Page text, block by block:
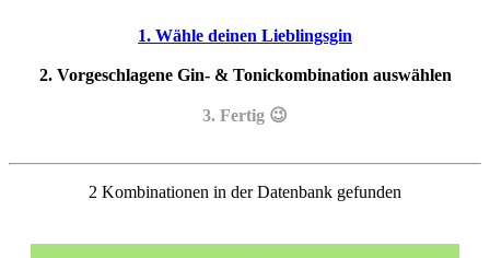
1. Wähle deinen Lieblingsgin
2. Vorgeschlagene Gin- & Tonickombination auswählen
3. Fertig 😉
2 Kombinationen in der Datenbank gefunden